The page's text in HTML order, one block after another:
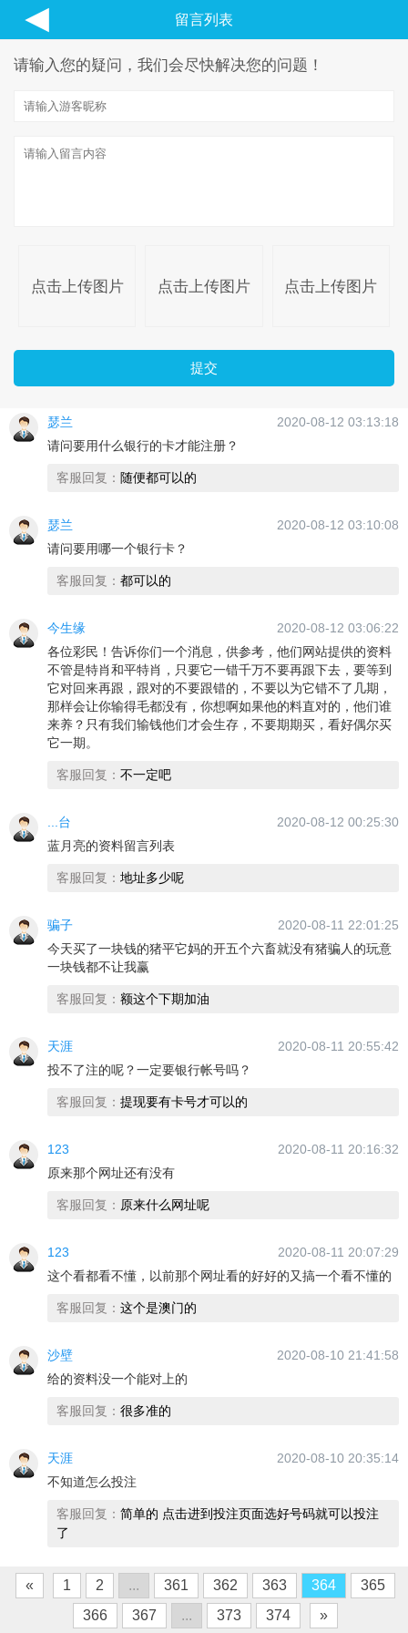
◀ 留言列表
请输入您的疑问，我们会尽快解决您的问题！
点击上传图片 点击上传图片 点击上传图片
提交
瑟兰
2020-08-12 03:13:18
请问要用什么银行的卡才能注册？
客服回复： 随便都可以的
瑟兰
2020-08-12 03:10:08
请问要用哪一个银行卡？
客服回复： 都可以的
今生缘
2020-08-12 03:06:22
各位彩民！告诉你们一个消息，供参考，他们网站提供的资料
不管是特肖和平特肖，只要它一错千万不要再跟下去，要等到
它对回来再跟，跟对的不要跟错的，不要以为它错不了几期，
那样会让你输得毛都没有，你想啊如果他的料直对的，他们谁
来养？只有我们输钱他们才会生存，不要期期买，看好偶尔买
它一期。
客服回复： 不一定吧
...台
2020-08-12 00:25:30
蓝月亮的资料留言列表
客服回复： 地址多少呢
骗子
2020-08-11 22:01:25
今天买了一块钱的猪平它妈的开五个六畜就没有猪骗人的玩意
一块钱都不让我赢
客服回复： 额这个下期加油
天涯
2020-08-11 20:55:42
投不了注的呢？一定要银行帐号吗？
客服回复： 提现要有卡号才可以的
123
2020-08-11 20:16:32
原来那个网址还有没有
客服回复： 原来什么网址呢
123
2020-08-11 20:07:29
这个看都看不懂，以前那个网址看的好好的又搞一个看不懂的
客服回复： 这个是澳门的
沙壁
2020-08-10 21:41:58
给的资料没一个能对上的
客服回复： 很多准的
天涯
2020-08-10 20:35:14
不知道怎么投注
客服回复： 简单的 点击进到投注页面选好号码就可以投注
了
« 1 2 ... 361 362 363 364
365
366
367 ... 373 374 »